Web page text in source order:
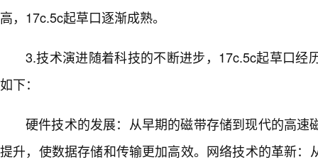
高，17c.5c起草口逐渐成熟。
3.技术演进随着科技的不断进步，17c.5c起草口经
如下：
硬件技术的发展：从早期的磁带存储到现代的高速
提升，使数据存储和传输更加高效。网络技术的革新：